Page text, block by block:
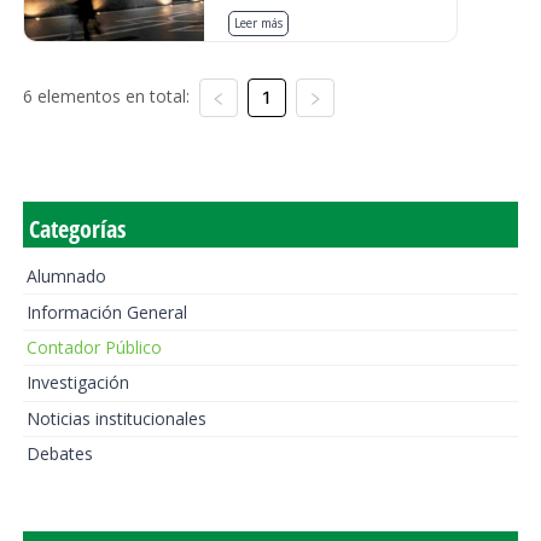
Leer más
6 elementos en total: 1
Categorías
Alumnado
Información General
Contador Público
Investigación
Noticias institucionales
Debates